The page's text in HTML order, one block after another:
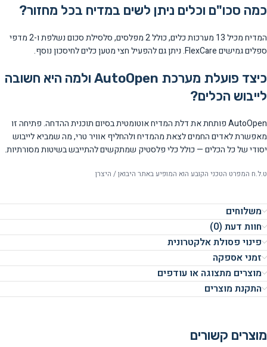
כמה סכו"ם וכלים ניתן לשים במדיח בכל מחזור?
המדיח מכיל 13 מערכות כלים, כולל 2 מפלסים, סלסילת סכום נשלפת ו-2 מדפי
ספלים גמישים FlexCare. ניתן גם להפעיל חצי מטען כלים לחיסכון נוסף.
כיצד פועלת מערכת AutoOpen ולמה היא חשובה
לייבוש הכלים?
AutoOpen פותחת את דלת המדיח אוטומטית בסיום תוכנית ההדחה. פתיחה זו
מאפשרת לאדים החמים לצאת מהמדיח ולהחליף אוויר טרי, מה שמביא לייבוש
יסודי של כל הכלים — כולל כלי פלסטיק שמתקשים להתייבש בשיטות מסורתיות.
ט.ל.ח המפרט הטכני הקובע הוא המופיע באתר היבואן / היצרן
משלוחים
חוות דעת (0)
פינוי פסולת אלקטרונית
זמני אספקה
מוצרים מתצוגה או עודפים
התקנת מוצרים
מוצרים קשורים